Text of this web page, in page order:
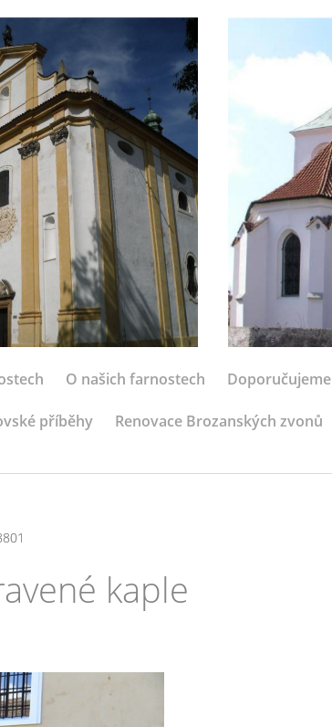
O našich farnostech Doporučujeme
příběhy Renovace Brozanských zvonů
kaple